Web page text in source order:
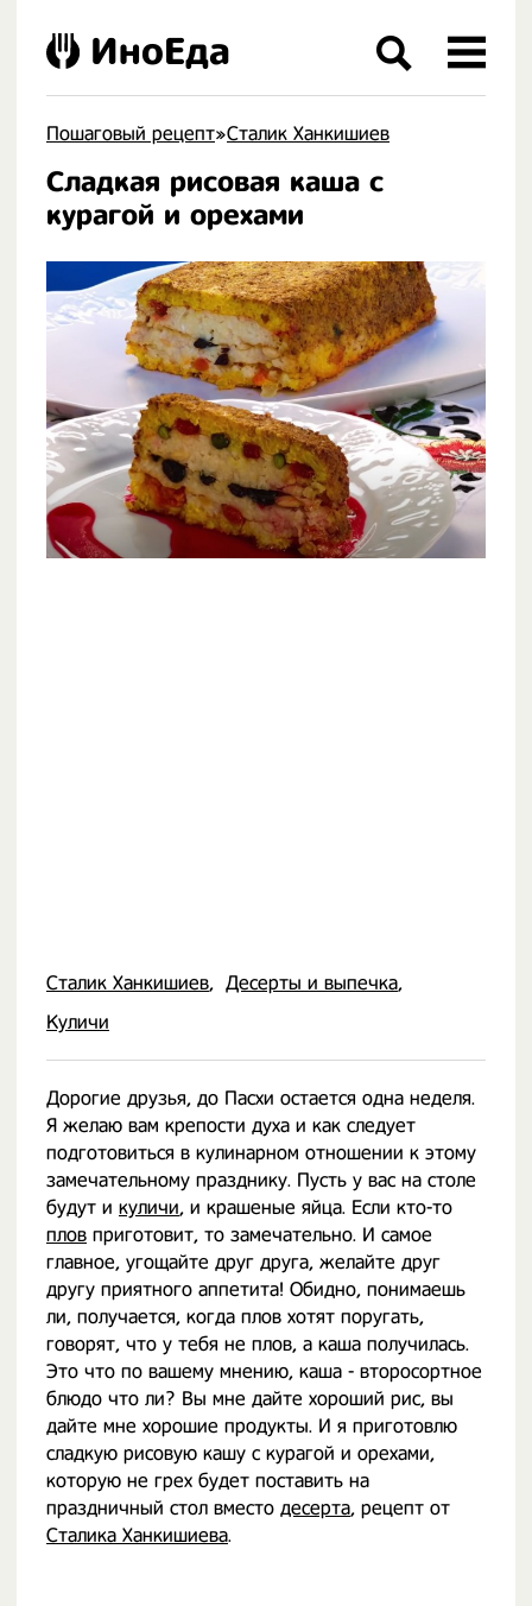
Пошаговый рецепт»Сталик Ханкишиев
Сладкая рисовая каша с
курагой и орехами
Сталик Ханкишиев
Десерты и выпечка
Куличи
Дорогие друзья, до Пасхи остается одна неделя.
Я желаю вам крепости духа и как следует
подготовиться в кулинарном отношении к этому
замечательному празднику. Пусть у вас на столе
будут и куличи, и крашеные яйца. Если кто-то
плов приготовит, то замечательно. И самое
главное, угощайте друг друга, желайте друг
другу приятного аппетита! Обидно, понимаешь
ли, получается, когда плов хотят поругать,
говорят, что у тебя не плов, а каша получилась.
Это что по вашему мнению, каша - второсортное
блюдо что ли? Вы мне дайте хороший рис, вы
дайте мне хорошие продукты. И я приготовлю
сладкую рисовую кашу с курагой и орехами,
которую не грех будет поставить на
праздничный стол вместо десерта, рецепт от
Сталика Ханкишиева.
ИноЕда